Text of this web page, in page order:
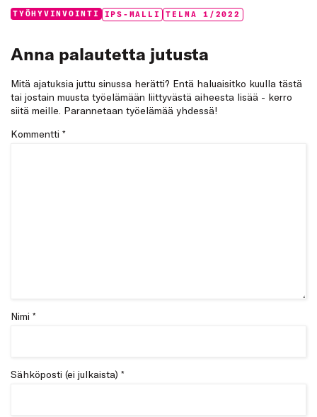
Categories:
TYÖHYVINVOINTI Tags:
IPS-MALLI TELMA 1/2022
Anna palautetta jutusta
Mitä ajatuksia juttu sinussa herätti? Entä haluaisitko kuulla tästä
tai jostain muusta työelämään liittyvästä aiheesta lisää - kerro
siitä meille. Parannetaan työelämää yhdessä!
Kommentti *
Nimi *
Sähköposti (ei julkaista) *